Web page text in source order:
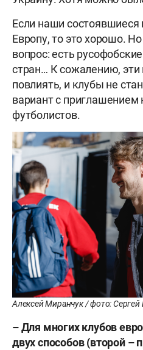
Если наши состоявшиеся
Европу, то это хорошо.
вопрос: есть
стран… К сожалению, эти
повлиять, и клубы не
вариант с приглашением
футболистов.
Алексей Миранчук / фото:
– Для многих клубов
двух способов (второй –